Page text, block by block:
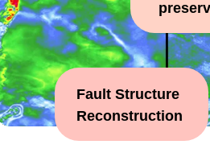
Fault Structure
Reconstruction